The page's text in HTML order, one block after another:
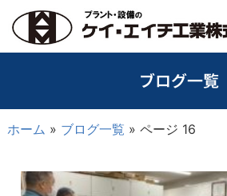
ブログ一覧
ホーム » ブログ一覧 » ページ 16